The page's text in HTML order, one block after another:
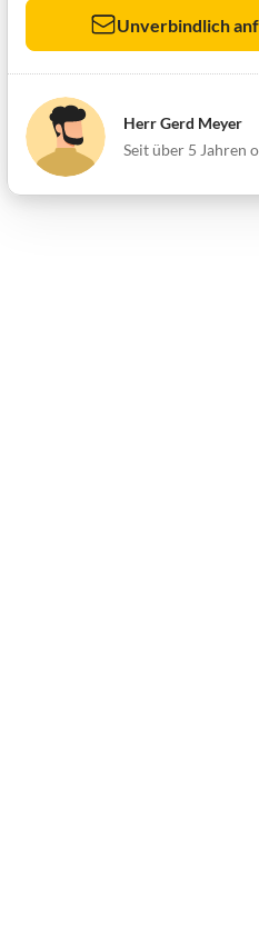
Unverbindlich
Herr Gerd Meyer
Seit über 5 Jahren